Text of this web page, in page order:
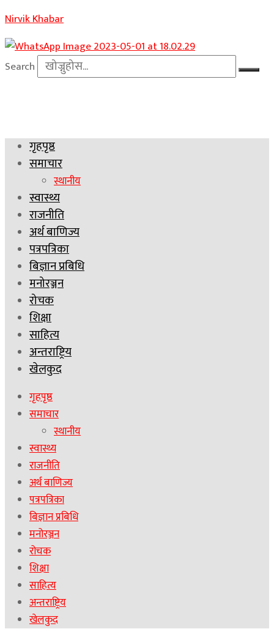
Nirvik Khabar
Search
गृहपृष्ठ
समाचार
स्थानीय
स्वास्थ्य
राजनीति
अर्थ बाणिज्य
पत्रपत्रिका
बिज्ञान प्रबिधि
मनोरञ्जन
रोचक
शिक्षा
साहित्य
अन्तराष्ट्रिय
खेलकुद
गृहपृष्ठ
समाचार
स्थानीय
स्वास्थ्य
राजनीति
अर्थ बाणिज्य
पत्रपत्रिका
बिज्ञान प्रबिधि
मनोरञ्जन
रोचक
शिक्षा
साहित्य
अन्तराष्ट्रिय
खेलकुद